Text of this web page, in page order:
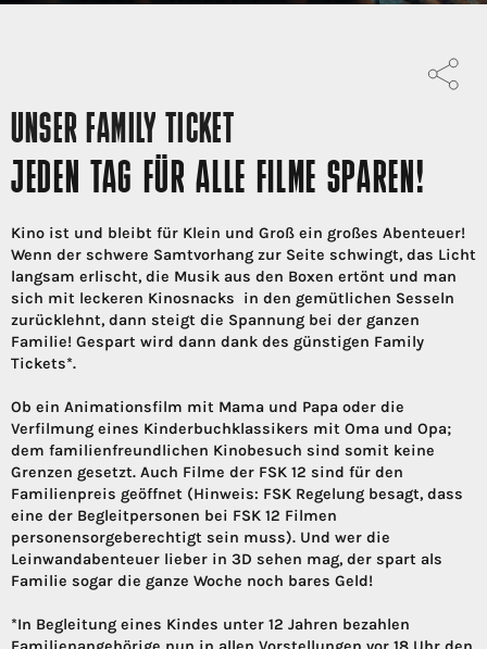
UNSER FAMILY TICKET
JEDEN TAG FÜR ALLE FILME SPAREN!
Kino ist und bleibt für Klein und Groß ein großes Abenteuer!
Wenn der schwere Samtvorhang zur Seite schwingt, das Licht
langsam erlischt, die Musik aus den Boxen ertönt und man
sich mit leckeren Kinosnacks in den gemütlichen Sesseln
zurücklehnt, dann steigt die Spannung bei der ganzen
Familie! Gespart wird dann dank des günstigen Family
Tickets*.
Ob ein Animationsfilm mit Mama und Papa oder die
Verfilmung eines Kinderbuchklassikers mit Oma und Opa;
dem familienfreundlichen Kinobesuch sind somit keine
Grenzen gesetzt. Auch Filme der FSK 12 sind für den
Familienpreis geöffnet (Hinweis: FSK Regelung besagt, dass
eine der Begleitpersonen bei FSK 12 Filmen
personensorgeberechtigt sein muss). Und wer die
Leinwandabenteuer lieber in 3D sehen mag, der spart als
Familie sogar die ganze Woche noch bares Geld!
*In Begleitung eines Kindes unter 12 Jahren bezahlen